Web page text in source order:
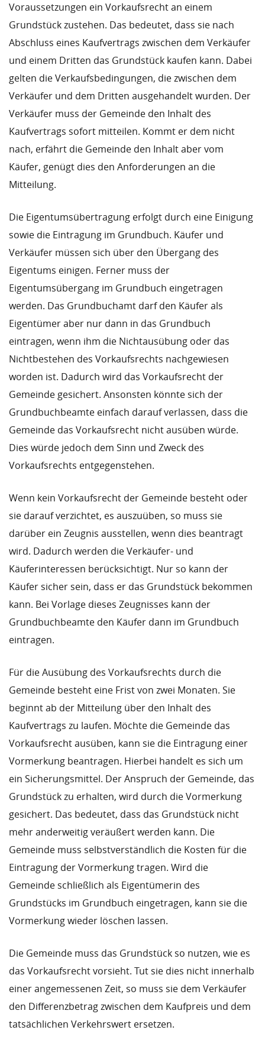
Voraussetzungen ein Vorkaufsrecht an einem
Grundstück zustehen. Das bedeutet, dass sie nach
Abschluss eines Kaufvertrags zwischen dem Verkäufer
und einem Dritten das Grundstück kaufen kann. Dabei
gelten die Verkaufsbedingungen, die zwischen dem
Verkäufer und dem Dritten ausgehandelt wurden. Der
Verkäufer muss der Gemeinde den Inhalt des
Kaufvertrags sofort mitteilen. Kommt er dem nicht
nach, erfährt die Gemeinde den Inhalt aber vom
Käufer, genügt dies den Anforderungen an die
Mitteilung.
Die Eigentumsübertragung erfolgt durch eine Einigung
sowie die Eintragung im Grundbuch. Käufer und
Verkäufer müssen sich über den Übergang des
Eigentums einigen. Ferner muss der
Eigentumsübergang im Grundbuch eingetragen
werden. Das Grundbuchamt darf den Käufer als
Eigentümer aber nur dann in das Grundbuch
eintragen, wenn ihm die Nichtausübung oder das
Nichtbestehen des Vorkaufsrechts nachgewiesen
worden ist. Dadurch wird das Vorkaufsrecht der
Gemeinde gesichert. Ansonsten könnte sich der
Grundbuchbeamte einfach darauf verlassen, dass die
Gemeinde das Vorkaufsrecht nicht ausüben würde.
Dies würde jedoch dem Sinn und Zweck des
Vorkaufsrechts entgegenstehen.
Wenn kein Vorkaufsrecht der Gemeinde besteht oder
sie darauf verzichtet, es auszuüben, so muss sie
darüber ein Zeugnis ausstellen, wenn dies beantragt
wird. Dadurch werden die Verkäufer- und
Käuferinteressen berücksichtigt. Nur so kann der
Käufer sicher sein, dass er das Grundstück bekommen
kann. Bei Vorlage dieses Zeugnisses kann der
Grundbuchbeamte den Käufer dann im Grundbuch
eintragen.
Für die Ausübung des Vorkaufsrechts durch die
Gemeinde besteht eine Frist von zwei Monaten. Sie
beginnt ab der Mitteilung über den Inhalt des
Kaufvertrags zu laufen. Möchte die Gemeinde das
Vorkaufsrecht ausüben, kann sie die Eintragung einer
Vormerkung beantragen. Hierbei handelt es sich um
ein Sicherungsmittel. Der Anspruch der Gemeinde, das
Grundstück zu erhalten, wird durch die Vormerkung
gesichert. Das bedeutet, dass das Grundstück nicht
mehr anderweitig veräußert werden kann. Die
Gemeinde muss selbstverständlich die Kosten für die
Eintragung der Vormerkung tragen. Wird die
Gemeinde schließlich als Eigentümerin des
Grundstücks im Grundbuch eingetragen, kann sie die
Vormerkung wieder löschen lassen.
Die Gemeinde muss das Grundstück so nutzen, wie es
das Vorkaufsrecht vorsieht. Tut sie dies nicht innerhalb
einer angemessenen Zeit, so muss sie dem Verkäufer
den Differenzbetrag zwischen dem Kaufpreis und dem
tatsächlichen Verkehrswert ersetzen.